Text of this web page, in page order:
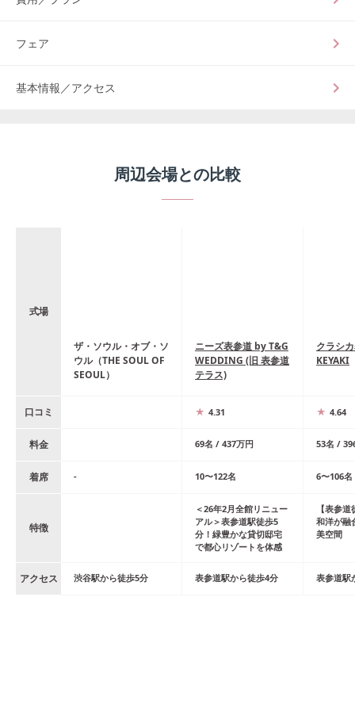
フェア
基本情報／アクセス
周辺会場との比較
式場
ザ・ソウル・オブ・ソ
ウル（THE SOUL OF
SEOUL）
ニーズ表参道 by T&G
WEDDING (旧 表参道
テラス)
クラシ
KEYAKI
口コミ 4.31 4.64
料金 69名 / 437万円 53名 /
着席 - 10〜122名 6〜106名
特徴
＜26年2月全館リニュー
アル＞表参道駅徒歩5
分！緑豊かな貸切邸宅
で都心リゾートを体感
【表参
和洋が融
美空間
アクセス 渋谷駅から徒歩5分 表参道駅から徒歩4分 表参道駅